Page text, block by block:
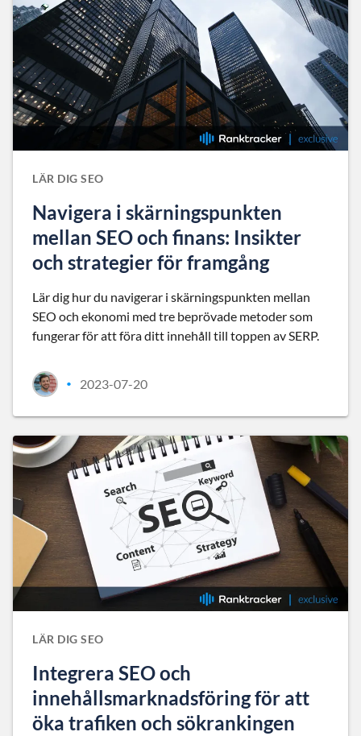
LÄR DIG SEO
Navigera i skärningspunkten
mellan SEO och finans: Insikter
och strategier för framgång
Lär dig hur du navigerar i skärningspunkten mellan
SEO och ekonomi med tre beprövade metoder som
fungerar för att föra ditt innehåll till toppen av SERP.
• 2023-07-20
LÄR DIG SEO
Integrera SEO och
innehållsmarknadsföring för att
öka trafiken och sökrankingen